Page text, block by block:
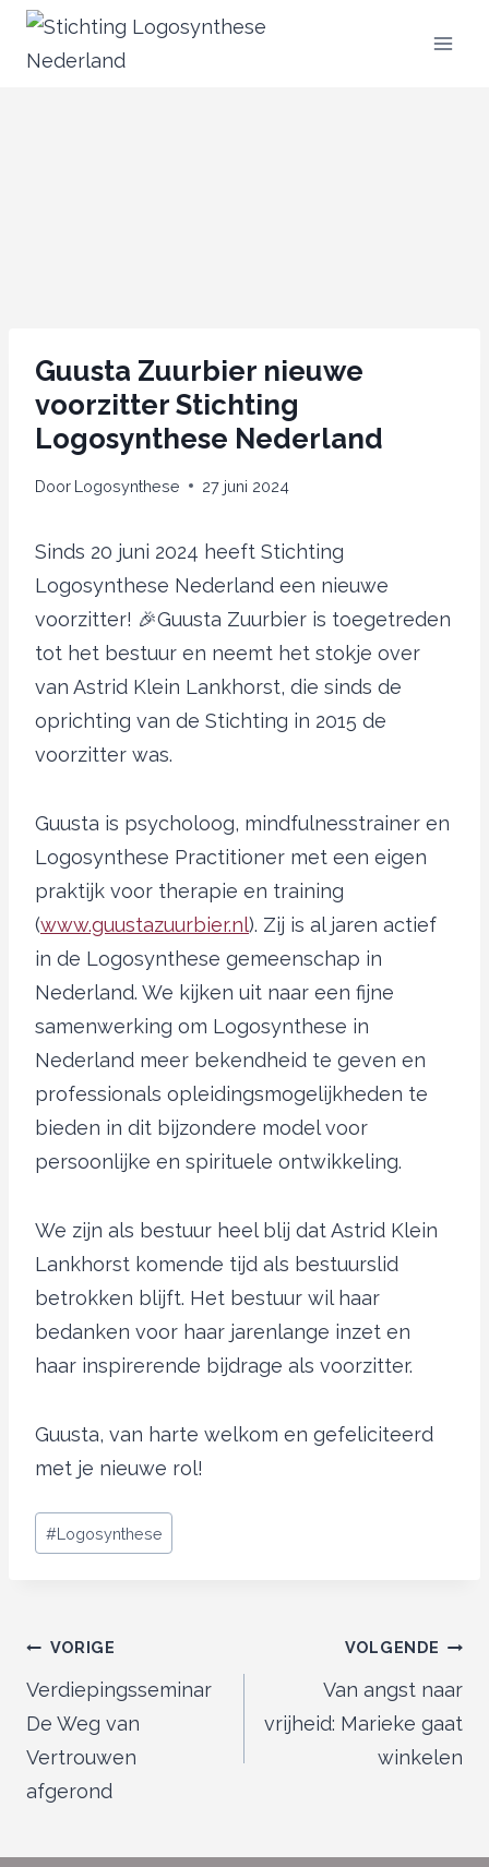
Doorgaan
naar
Guusta Zuurbier nieuwe
voorzitter Stichting
Logosynthese Nederland
Door Logosynthese 27 juni 2024
Sinds 20 juni 2024 heeft Stichting
Logosynthese Nederland een nieuwe
voorzitter! 🎉Guusta Zuurbier is toegetreden
tot het bestuur en neemt het stokje over
van Astrid Klein Lankhorst, die sinds de
oprichting van de Stichting in 2015 de
voorzitter was.
Guusta is psycholoog, mindfulnesstrainer en
Logosynthese Practitioner met een eigen
praktijk voor therapie en training
(www.guustazuurbier.nl). Zij is al jaren actief
in de Logosynthese gemeenschap in
Nederland. We kijken uit naar een fijne
samenwerking om Logosynthese in
Nederland meer bekendheid te geven en
professionals opleidingsmogelijkheden te
bieden in dit bijzondere model voor
persoonlijke en spirituele ontwikkeling.
We zijn als bestuur heel blij dat Astrid Klein
Lankhorst komende tijd als bestuurslid
betrokken blijft. Het bestuur wil haar
bedanken voor haar jarenlange inzet en
haar inspirerende bijdrage als voorzitter.
Guusta, van harte welkom en gefeliciteerd
met je nieuwe rol!
Bericht
tags:
#Logosynthese
Bericht
navigatie
VORIGE
Verdiepingsseminar
De Weg van
Vertrouwen
afgerond
VOLGENDE
Van angst naar
vrijheid: Marieke gaat
winkelen